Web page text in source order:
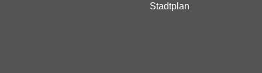
Stadtplan